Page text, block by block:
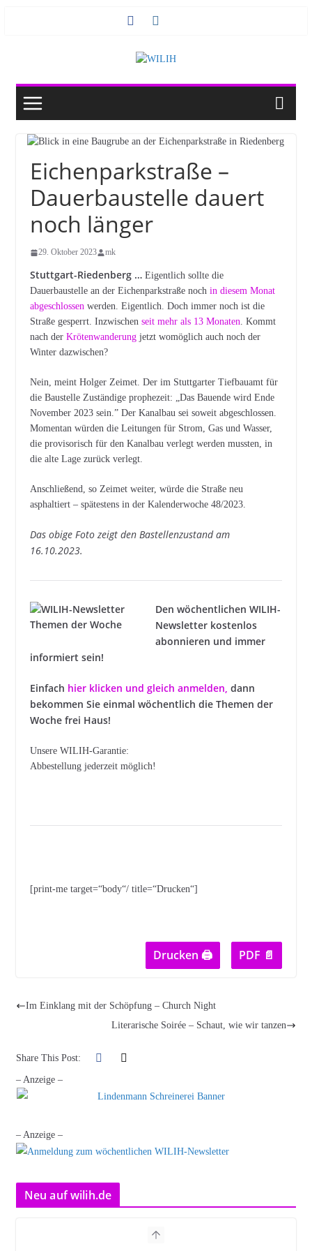
Eichenparkstraße –
Dauerbaustelle dauert
noch länger
29. Oktober 2023 mk
Stuttgart-Riedenberg …Eigentlich sollte die
Dauerbaustelle an der Eichenparkstraße noch in diesem Monat
abgeschlossenwerden. Eigentlich. Doch immer noch ist die
Straße gesperrt. Inzwischen seit mehr als 13 Monaten. Kommt
nach der Krötenwanderungjetzt womöglich auch noch der
Winter dazwischen?
Nein, meint Holger Zeimet. Der im Stuttgarter Tiefbauamt für
die Baustelle Zuständige prophezeit: „Das Bauende wird Ende
November 2023 sein.” Der Kanalbau sei soweit abgeschlossen.
Momentan würden die Leitungen für Strom, Gas und Wasser,
die provisorisch für den Kanalbau verlegt werden mussten, in
die alte Lage zurück verlegt.
Anschließend, so Zeimet weiter, würde die Straße neu
asphaltiert – spätestens in der Kalenderwoche 48/2023.
Das obige Foto zeigt den Bastellenzustand am
16.10.2023.
Den wöchentlichen WILIH-
Newsletter kostenlos
abonnieren und immer
informiert sein!
Einfach hier klicken und gleich anmelden, dann
bekommen Sie einmal wöchentlich die Themen der
Woche frei Haus!
Unsere WILIH-Garantie:
Abbestellung jederzeit möglich!
[print-me target=“body“/ title=“Drucken“]
Drucken 🖨 PDF 📄
Im Einklang mit der Schöpfung – Church Night
Literarische Soirée – Schaut, wie wir tanzen
Share This Post:
– Anzeige –
– Anzeige –
Neu auf wilih.de